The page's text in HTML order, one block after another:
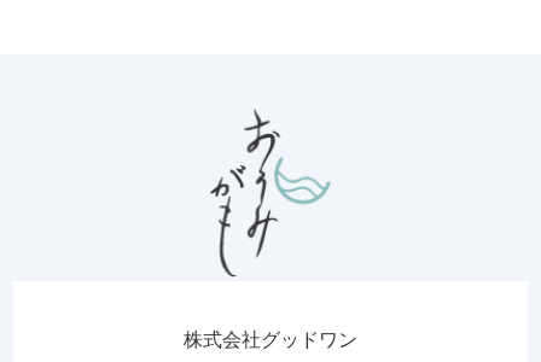
株式会社グッドワン